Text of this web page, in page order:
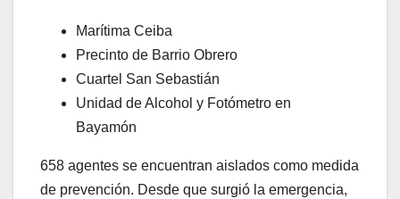
Marítima Ceiba
Precinto de Barrio Obrero
Cuartel San Sebastián
Unidad de Alcohol y Fotómetro en
Bayamón
658 agentes se encuentran aislados como medida
de prevención. Desde que surgió la emergencia,